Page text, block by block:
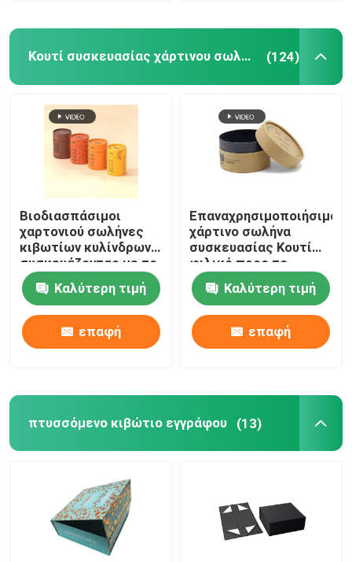
Κουτί συσκευασίας χάρτινου σωλήνα (124)
Βιοδιασπάσιμοι
χαρτονιού σωλήνες
κιβωτίων κυλίνδρων
συσκευάζοντας με το
UV επίστρωμα
Καλύτερη τιμή
επαφή
Επαναχρησιμοποιήσιμο
χάρτινο σωλήνα
συσκευασίας Κουτί
φιλικό προς το
περιβάλλον Χαρτί
περιτυλίγματος κουτί
για τσάι με λευκό
κουτί
Καλύτερη τιμή
επαφή
πτυσσόμενο κιβώτιο εγγράφου (13)